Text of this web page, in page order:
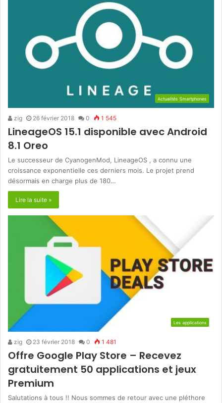
Actualités Smartphones
zig 26 février 2018 0 1 545
LineageOS 15.1 disponible avec Android
8.1 Oreo
Le successeur de CyanogenMod, LineageOS , a connu une
croissance exponentielle ces derniers mois. Le projet prend
désormais en charge plus de 180…
Lire la suite »
Les applications
zig 23 février 2018 0 1 481
Offre Google Play Store – Recevez
gratuitement 50 applications et jeux
Premium
Salutations à tous !! Nous sommes de retour avec une pléthore